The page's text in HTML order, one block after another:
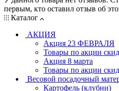
первым, кто оставил отзыв об
Каталог
АКЦИЯ
Акция 23 ФЕВРАЛЯ
Товары по акции
Акция 8 марта
Товары по акции
Весовой посадочный
Картофель (клубни)